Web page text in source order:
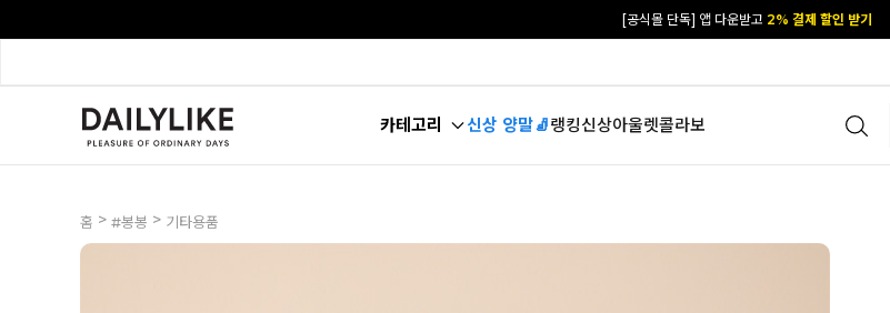
[공식몰 단독] 앱 다운받고 2% 결제 할인 받기
카테고리 신상 양말🧦랭킹신상아울렛콜라보
홈 > #봉봉 > 기타용품